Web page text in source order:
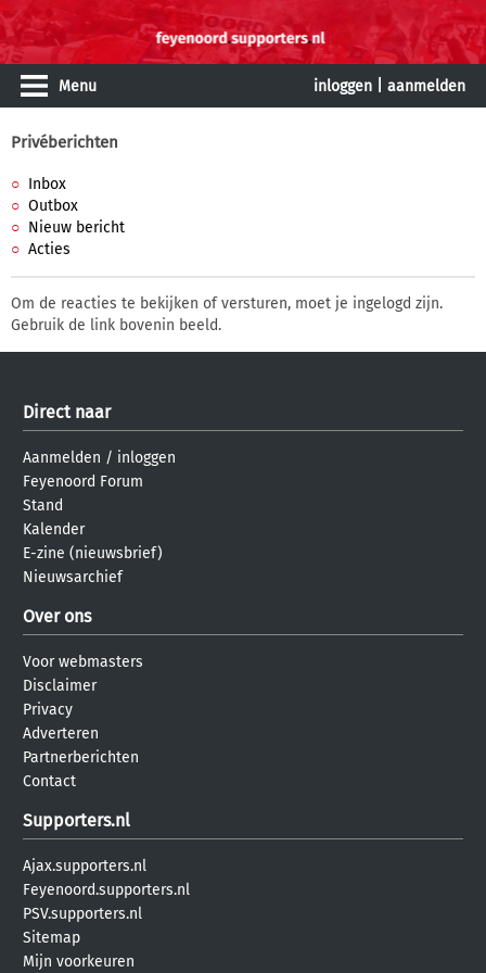
Menu inloggen aanmelden
Privéberichten
Inbox
Outbox
Nieuw bericht
Acties
Om de reacties te bekijken of versturen, moet je ingelogd zijn.
Gebruik de link bovenin beeld.
Direct naar
Aanmelden / inloggen
Feyenoord Forum
Stand
Kalender
E-zine (nieuwsbrief)
Nieuwsarchief
Over ons
Voor webmasters
Disclaimer
Privacy
Adverteren
Partnerberichten
Contact
Supporters.nl
Ajax.supporters.nl
Feyenoord.supporters.nl
PSV.supporters.nl
Sitemap
Mijn voorkeuren